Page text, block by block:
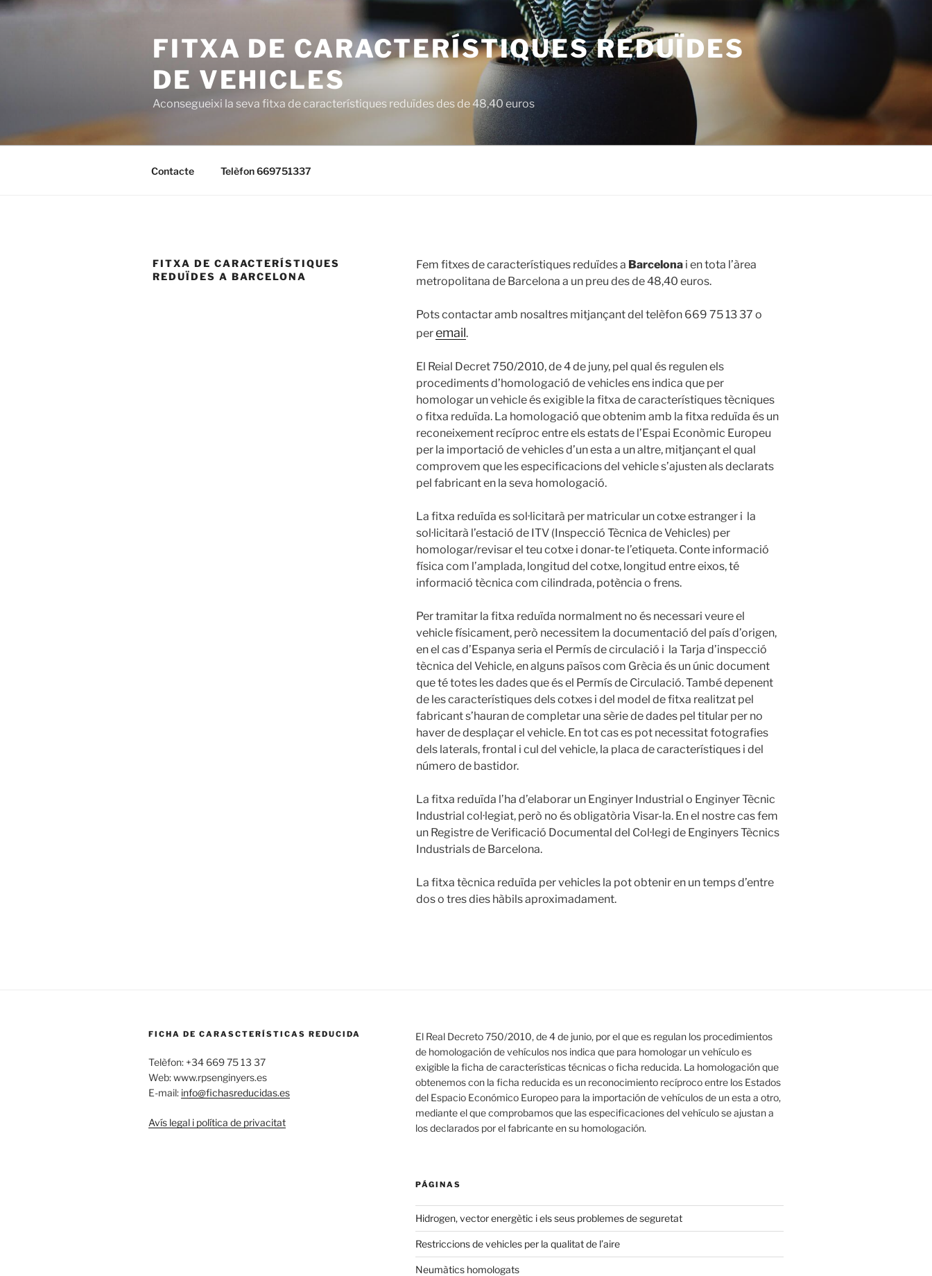
Saltar
FITXA DE CARACTERÍSTIQUES REDUÏDES
DE VEHICLES
Aconsegueixi la seva fitxa de característiques reduïdes des de 48,40 euros
Contacte Telèfon 669751337
FITXA DE CARACTERÍSTIQUES
REDUÏDES A BARCELONA
Fem fitxes de característiques reduïdes a Barcelonai en tota l’àrea
metropolitana de Barcelona a un preu des de 48,40 euros.
Pots contactar amb nosaltres mitjançant del telèfon 669 75 13 37 o
peremail.
El Reial Decret 750/2010, de 4 de juny, pel qual és regulen els
procediments d’homologació de vehicles ens indica que per
homologar un vehicle és exigible la fitxa de característiques tècniques
o fitxa reduïda. La homologació que obtenim amb la fitxa reduïda és un
reconeixement recíproc entre els estats de l’Espai Econòmic Europeu
per la importació de vehicles d’un esta a un altre, mitjançant el qual
comprovem que les especificacions del vehicle s’ajusten als declarats
pel fabricant en la seva homologació.
La fitxa reduïda es sol·licitarà per matricular un cotxe estranger i la
sol·licitarà l’estació de ITV (Inspecció Tècnica de Vehicles) per
homologar/revisar el teu cotxe i donar-te l’etiqueta. Conte informació
física com l’amplada, longitud del cotxe, longitud entre eixos, té
informació tècnica com cilindrada, potència o frens.
Per tramitar la fitxa reduïda normalment no és necessari veure el
vehicle físicament, però necessitem la documentació del país d’origen,
en el cas d’Espanya seria el Permís de circulació i la Tarja d’inspecció
tècnica del Vehicle, en alguns països com Grècia és un únic document
que té totes les dades que és el Permís de Circulació. També depenent
de les característiques dels cotxes i del model de fitxa realitzat pel
fabricant s’hauran de completar una sèrie de dades pel titular per no
haver de desplaçar el vehicle. En tot cas es pot necessitat fotografies
dels laterals, frontal i cul del vehicle, la placa de característiques i del
número de bastidor.
La fitxa reduïda l’ha d’elaborar un Enginyer Industrial o Enginyer Tècnic
Industrial col·legiat, però no és obligatòria Visar-la. En el nostre cas fem
un Registre de Verificació Documental del Col·legi de Enginyers Tècnics
Industrials de Barcelona.
La fitxa tècnica reduïda per vehicles la pot obtenir en un temps d’entre
dos o tres dies hàbils aproximadament.
FICHA DE CARASCTERÍSTICAS REDUCIDA
Telèfon: +34 669 75 13 37
Web: www.rpsenginyers.es
E-mail: info@fichasreducidas.es
Avís legal i política de privacitat
El Real Decreto 750/2010, de 4 de junio, por el que es regulan los procedimientos
de homologación de vehículos nos indica que para homologar un vehículo es
exigible la ficha de características técnicas o ficha reducida. La homologación que
obtenemos con la ficha reducida es un reconocimiento recíproco entre los Estados
del Espacio Económico Europeo para la importación de vehículos de un esta a otro,
mediante el que comprobamos que las especificaciones del vehículo se ajustan a
los declarados por el fabricante en su homologación.
PÁGINAS
Hidrogen, vector energètic i els seus problemes de seguretat
Restriccions de vehicles per la qualitat de l’aire
Neumàtics homologats